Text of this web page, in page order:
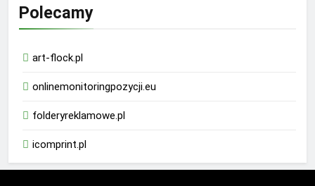
Polecamy
art-flock.pl
onlinemonitoringpozycji.eu
folderyreklamowe.pl
icomprint.pl